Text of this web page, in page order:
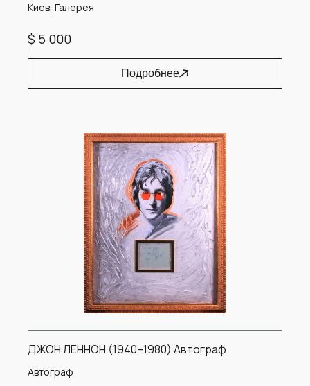
Киев, Галерея
$ 5 000
Подробнее
ДЖОН ЛЕННОН (1940–1980) Автограф
Автограф